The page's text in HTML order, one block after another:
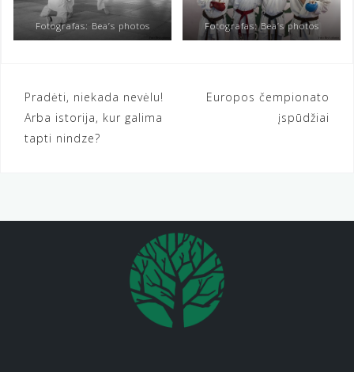
Fotografas: Bea’s photos Fotografas: Bea’s photos
Navigacija
tarp
įrašų
Pradėti, niekada nevėlu!
Arba istorija, kur galima
tapti nindze?
Europos čempionato
įspūdžiai